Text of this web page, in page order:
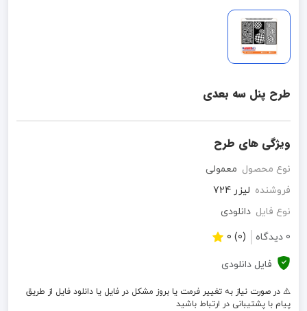
طرح پنل سه بعدی
ویژگی های طرح
نوع محصول معمولی
فروشنده لیزر 724
نوع فایل دانلودی
0 دیدگاه
(0) 0
فایل دانلودی
⚠️ در صورت نیاز به تغییر فرمت یا بروز مشکل در فایل یا دانلود فایل از طریق
پیام با پشتیبانی در ارتباط باشید